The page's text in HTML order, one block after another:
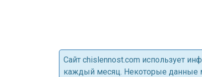
Cайт chislennost.com использует
каждый месяц. Некоторые данные